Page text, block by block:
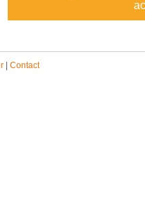
Contact